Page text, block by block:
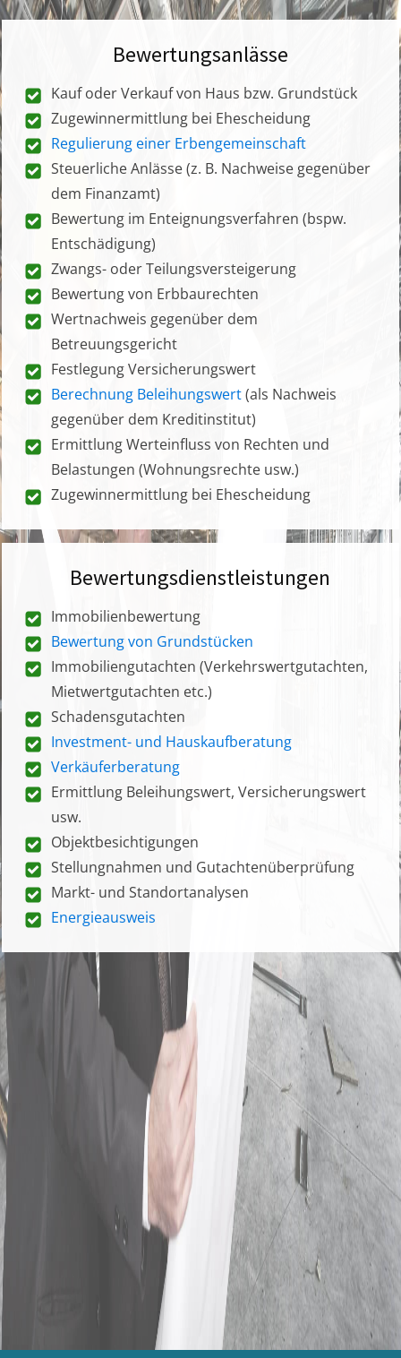
Bewertungsanlässe
Kauf oder Verkauf von Haus bzw. Grundstück
Zugewinnermittlung bei Ehescheidung
Regulierung einer Erbengemeinschaft
Steuerliche Anlässe (z. B. Nachweise gegenüber
dem Finanzamt)
Bewertung im Enteignungsverfahren (bspw.
Entschädigung)
Zwangs- oder Teilungsversteigerung
Bewertung von Erbbaurechten
Wertnachweis gegenüber dem
Betreuungsgericht
Festlegung Versicherungswert
Berechnung Beleihungswert(als Nachweis
gegenüber dem Kreditinstitut)
Ermittlung Werteinfluss von Rechten und
Belastungen (Wohnungsrechte usw.)
Zugewinnermittlung bei Ehescheidung
Bewertungsdienstleistungen
Immobilienbewertung
Bewertung von Grundstücken
Immobiliengutachten (Verkehrswertgutachten,
Mietwertgutachten etc.)
Schadensgutachten
Investment- und Hauskaufberatung
Verkäuferberatung
Ermittlung Beleihungswert, Versicherungswert
usw.
Objektbesichtigungen
Stellungnahmen und Gutachtenüberprüfung
Markt- und Standortanalysen
Energieausweis